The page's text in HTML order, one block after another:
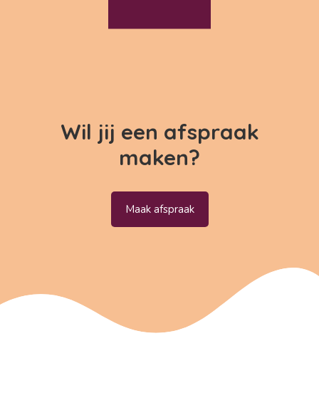
Wil jij een afspraak
maken?
Maak afspraak